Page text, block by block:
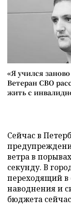
«Я учился
Ветеран СВО
жить с
Сейчас в
ветра в
секунду. В
переходящий в
наводнения и
бюджета